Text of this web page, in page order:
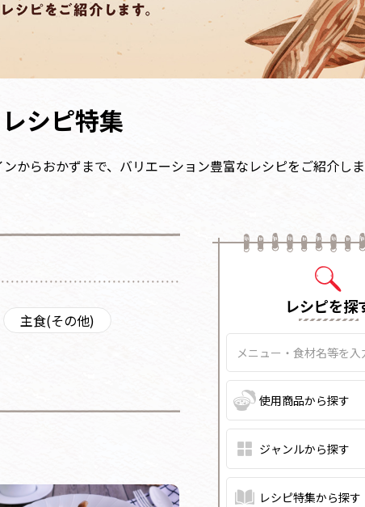
シピ特集
らおかずまで、バリエーション豊富なレシピをご紹介しま
主食(その他)
レシピを探
レシピ特集から探す